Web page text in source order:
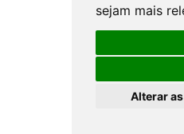
sejam mais
Alterar